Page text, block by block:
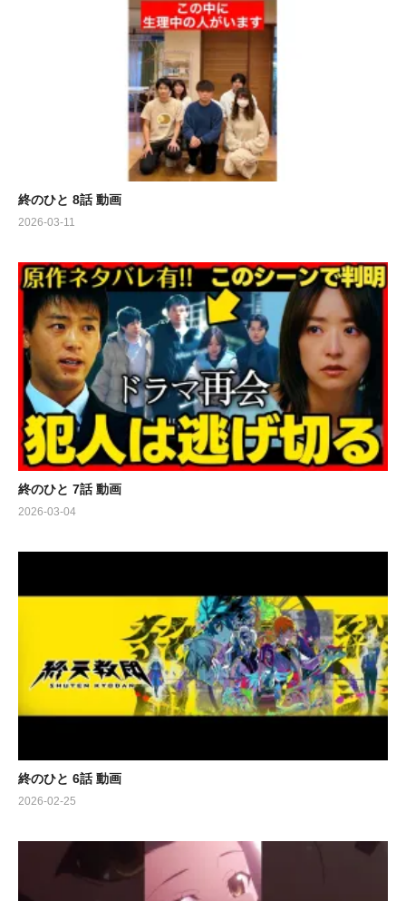
終のひと 8話 動画
2026-03-11
終のひと 7話 動画
2026-03-04
終のひと 6話 動画
2026-02-25